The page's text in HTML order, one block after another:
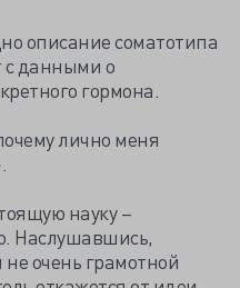
описание соматотипа
с данными о
гормона.
лично меня
науку –
Наслушавшись,
очень грамотной